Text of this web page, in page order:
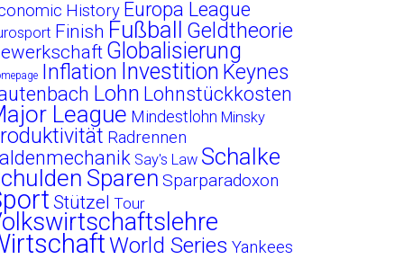
History Europa League
Finish Fußball Geldtheorie
Globalisierung
Inflation Investition Keynes
Lohn Lohnstückkosten
League Mindestlohn Minsky
Radrennen
Say's Law Schalke
Sparen Sparparadoxon
Stützel Tour
World Series Yankees